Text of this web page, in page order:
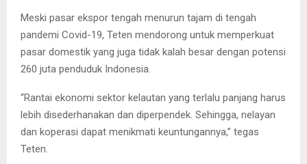
Meski pasar ekspor tengah menurun tajam di tengah
pandemi Covid-19, Teten mendorong untuk memperkuat
pasar domestik yang juga tidak kalah besar dengan potensi
260 juta penduduk Indonesia.
“Rantai ekonomi sektor kelautan yang terlalu panjang harus
lebih disederhanakan dan diperpendek. Sehingga, nelayan
dan koperasi dapat menikmati keuntungannya,” tegas
Teten.